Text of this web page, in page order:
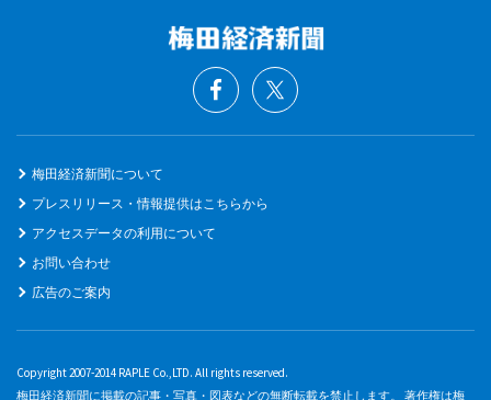
梅田経済新聞について
プレスリリース・情報提供はこちらから
アクセスデータの利用について
お問い合わせ
広告のご案内
Copyright 2007-2014 RAPLE Co.,LTD. All rights reserved.
梅田経済新聞に掲載の記事・写真・図表などの無断転載を禁止します。 著作権は梅